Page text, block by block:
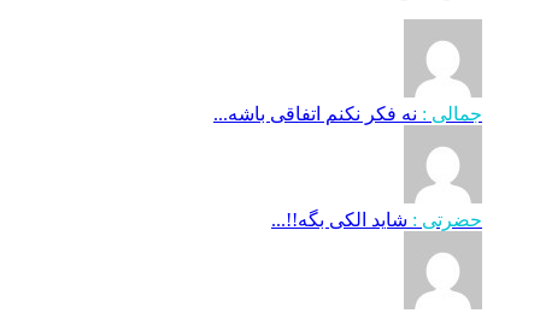
جمالی : نه فکر نکنم اتفاقی باشه...
حضرتی : شاید الکی بگه!!...